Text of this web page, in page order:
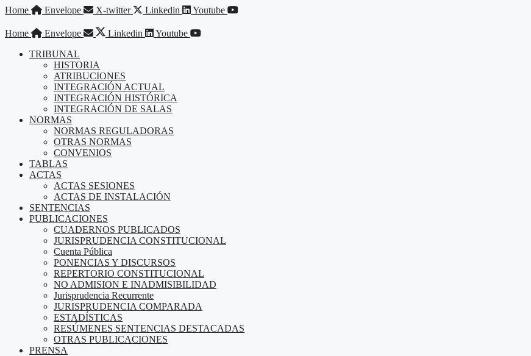
Saltar
contenido
Home Envelope X-twitter Linkedin Youtube
Home Envelope Linkedin
Youtube
TRIBUNAL
HISTORIA
ATRIBUCIONES
INTEGRACIÓN ACTUAL
INTEGRACIÓN HISTÓRICA
INTEGRACIÓN DE SALAS
NORMAS
NORMAS REGULADORAS
OTRAS NORMAS
CONVENIOS
TABLAS
ACTAS
ACTAS SESIONES
ACTAS DE INSTALACIÓN
SENTENCIAS
PUBLICACIONES
CUADERNOS PUBLICADOS
JURISPRUDENCIA CONSTITUCIONAL
Cuenta Pública
PONENCIAS Y DISCURSOS
REPERTORIO CONSTITUCIONAL
NO ADMISION E INADMISIBILIDAD
Jurisprudencia Recurrente
JURISPRUDENCIA COMPARADA
ESTADÍSTICAS
RESÚMENES SENTENCIAS DESTACADAS
OTRAS PUBLICACIONES
PRENSA